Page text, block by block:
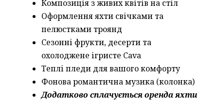
Композиція з живих квітів на стіл
Оформлення яхти свічками та
пелюстками троянд
Сезонні фрукти, десерти та
охолоджене ігристе Cava
Теплі пледи для вашого комфорту
Фонова романтична музика (колонка)
Додатково сплачується оренда яхти